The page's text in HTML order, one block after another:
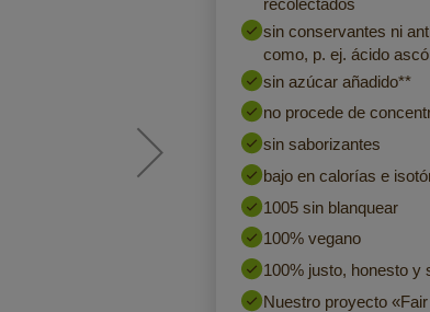
recolectados
sin conservantes ni
como, p. ej. ácido
sin azúcar añadido**
no procede de
sin saborizantes
bajo en calorías e
1005 sin blanquear
100% vegano
100% justo, honesto y
Nuestro proyecto